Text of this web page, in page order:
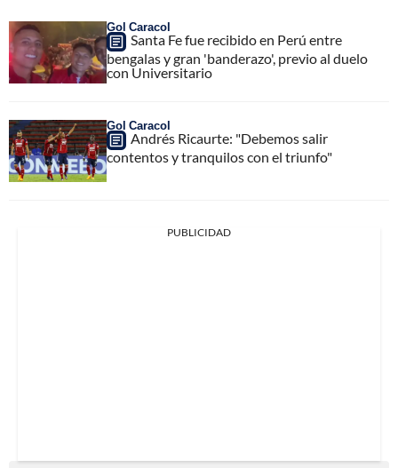
Gol Caracol
Santa Fe fue recibido en Perú entre
bengalas y gran 'banderazo', previo al duelo
con Universitario
Gol Caracol
Andrés Ricaurte: "Debemos salir
contentos y tranquilos con el triunfo"
PUBLICIDAD